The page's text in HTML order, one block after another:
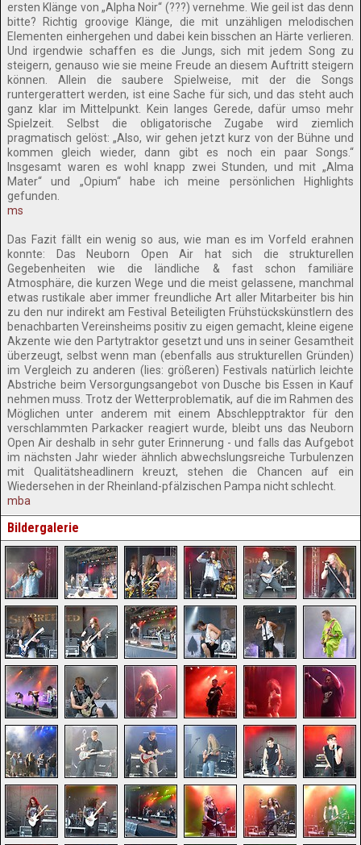
ersten Klänge von „Alpha Noir“ (???) vernehme. Wie geil ist das denn
bitte? Richtig groovige Klänge, die mit unzähligen melodischen
Elementen einhergehen und dabei kein bisschen an Härte verlieren.
Und irgendwie schaffen es die Jungs, sich mit jedem Song zu
steigern, genauso wie sie meine Freude an diesem Auftritt steigern
können. Allein die saubere Spielweise, mit der die Songs
runtergerattert werden, ist eine Sache für sich, und das steht auch
ganz klar im Mittelpunkt. Kein langes Gerede, dafür umso mehr
Spielzeit. Selbst die obligatorische Zugabe wird ziemlich
pragmatisch gelöst: „Also, wir gehen jetzt kurz von der Bühne und
kommen gleich wieder, dann gibt es noch ein paar Songs.“
Insgesamt waren es wohl knapp zwei Stunden, und mit „Alma
Mater“ und „Opium“ habe ich meine persönlichen Highlights
gefunden.
ms
Das Fazit fällt ein wenig so aus, wie man es im Vorfeld erahnen
konnte: Das Neuborn Open Air hat sich die strukturellen
Gegebenheiten wie die ländliche & fast schon familiäre
Atmosphäre, die kurzen Wege und die meist gelassene, manchmal
etwas rustikale aber immer freundliche Art aller Mitarbeiter bis hin
zu den nur indirekt am Festival Beteiligten Frühstückskünstlern des
benachbarten Vereinsheims positiv zu eigen gemacht, kleine eigene
Akzente wie den Partytraktor gesetzt und uns in seiner Gesamtheit
überzeugt, selbst wenn man (ebenfalls aus strukturellen Gründen)
im Vergleich zu anderen (lies: größeren) Festivals natürlich leichte
Abstriche beim Versorgungsangebot von Dusche bis Essen in Kauf
nehmen muss. Trotz der Wetterproblematik, auf die im Rahmen des
Möglichen unter anderem mit einem Abschlepptraktor für den
verschlammten Parkacker reagiert wurde, bleibt uns das Neuborn
Open Air deshalb in sehr guter Erinnerung - und falls das Aufgebot
im nächsten Jahr wieder ähnlich abwechslungsreiche Turbulenzen
mit Qualitätsheadlinern kreuzt, stehen die Chancen auf ein
Wiedersehen in der Rheinland-pfälzischen Pampa nicht schlecht.
mba
Bildergalerie